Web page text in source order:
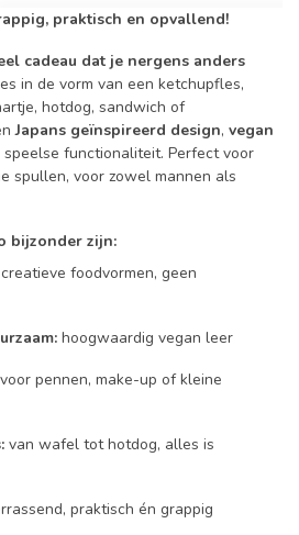
praktisch en opvallend!
cadeau dat je nergens anders
in de vorm van een ketchupfles,
hotdog, sandwich of
Japans geïnspireerd design, vegan
speelse functionaliteit. Perfect voor
spullen, voor zowel mannen als
bijzonder zijn:
creatieve foodvormen, geen
hoogwaardig vegan leer
pennen, make-up of kleine
van wafel tot hotdog, alles is
praktisch én grappig